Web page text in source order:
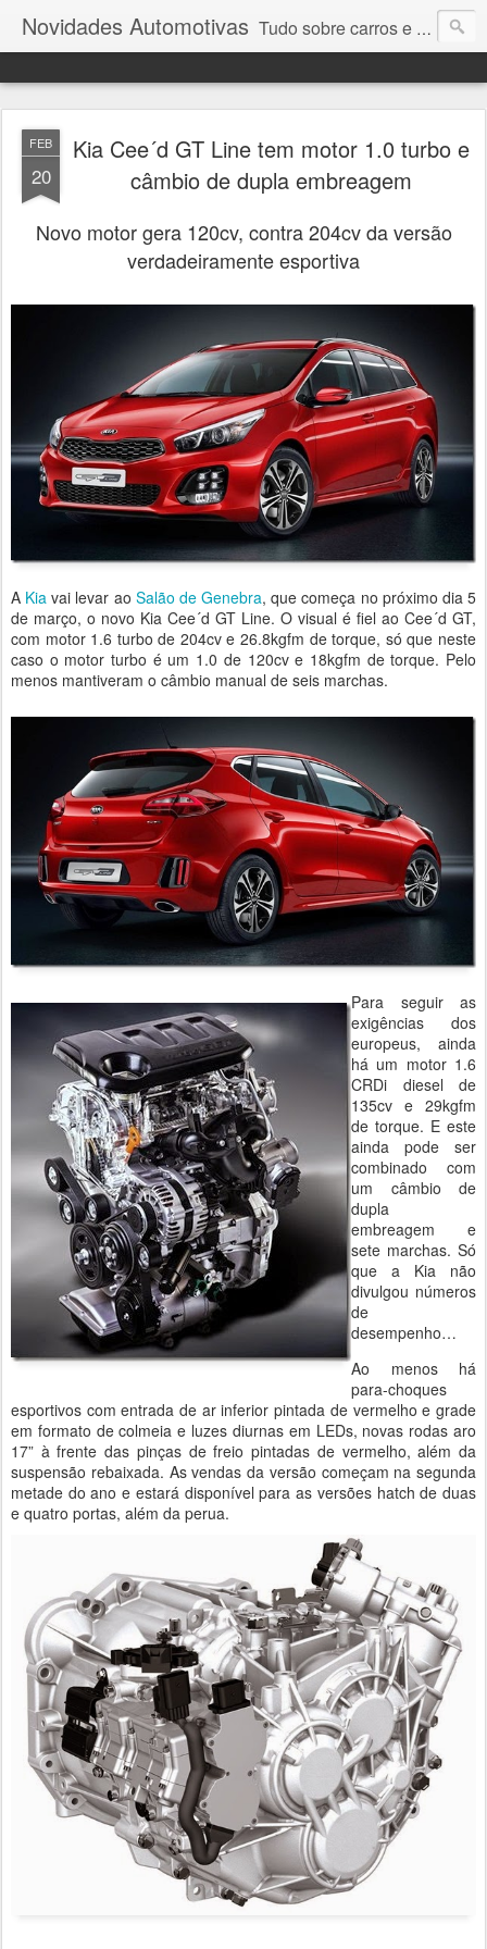
Novidades Automotivas Tudo sobre carros e motores
FEB
20
Kia Cee´d GT Line tem motor 1.0 turbo e
câmbio de dupla embreagem
Novo motor gera 120cv, contra 204cv da versão
verdadeiramente esportiva
A Kia vai levar ao Salão de Genebra, que começa no próximo dia 5
de março, o novo Kia Cee´d GT Line. O visual é fiel ao Cee´d GT,
com motor 1.6 turbo de 204cv e 26.8kgfm de torque, só que neste
caso o motor turbo é um 1.0 de 120cv e 18kgfm de torque. Pelo
menos mantiveram o câmbio manual de seis marchas.
Para seguir as
exigências dos
europeus, ainda
há um motor 1.6
CRDi diesel de
135cv e 29kgfm
de torque. E este
ainda pode ser
combinado com
um câmbio de
dupla
embreagem e
sete marchas. Só
que a Kia não
divulgou números
de
desempenho…
Ao menos há
para-choques
esportivos com entrada de ar inferior pintada de vermelho e grade
em formato de colmeia e luzes diurnas em LEDs, novas rodas aro
17” à frente das pinças de freio pintadas de vermelho, além da
suspensão rebaixada. As vendas da versão começam na segunda
metade do ano e estará disponível para as versões hatch de duas
e quatro portas, além da perua.